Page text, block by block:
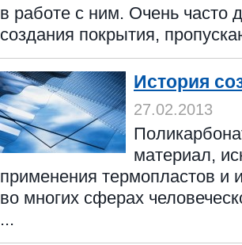
в работе с ним. Очень часто
создания покрытия,
История
27.02.2013
материал,
применения термопластов
во многих сферах
...